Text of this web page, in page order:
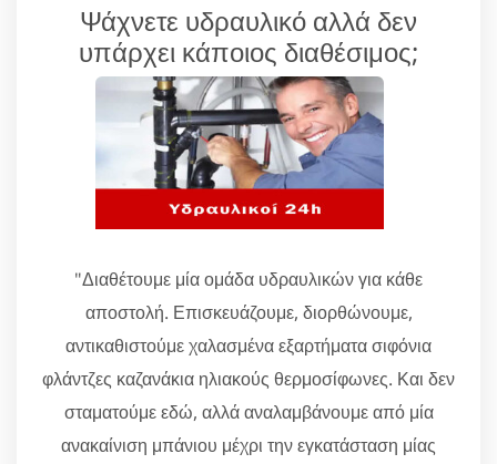
Ψάχνετε υδραυλικό αλλά δεν
υπάρχει κάποιος διαθέσιμος;
"Διαθέτουμε μία ομάδα υδραυλικών για κάθε
αποστολή. Επισκευάζουμε, διορθώνουμε,
αντικαθιστούμε χαλασμένα εξαρτήματα σιφόνια
φλάντζες καζανάκια ηλιακούς θερμοσίφωνες. Και δεν
σταματούμε εδώ, αλλά αναλαμβάνουμε από μία
ανακαίνιση μπάνιου μέχρι την εγκατάσταση μίας